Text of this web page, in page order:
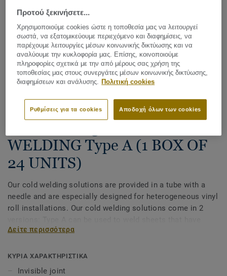
Δείτε όλα τα σχέδια (3)
All Accessories |Installation
WELDING Type A (1 BOX OF
24 UNITS)
Our cold welding solutions are provided in a tube with a
needle and are especially designed for heterogeneous vinyl
roll installations. Our cold welding solutions come in 2
been overlapped and double cut, Type C with a joint
Δείτε περισσότερα
ΚΥΡΙΑ ΧΑΡΑΚΤΗΡΙΣΤΙΚΑ
Invisible joint
Προτού ξεκινήσετε...
Χρησιμοποιούμε cookies ώστε η τοποθεσία μας να λειτουργεί
σωστά, να εξατομικεύουμε περιεχόμενο και διαφημίσεις, να
παρέχουμε λειτουργίες μέσων κοινωνικής δικτύωσης και να
αναλύουμε την κυκλοφορία μας. Επίσης, κοινοποιούμε
πληροφορίες σχετικά με την από μέρους σας χρήση της
τοποθεσίας μας στους συνεργάτες μέσων κοινωνικής δικτύωσης,
διαφημίσεων και ανάλυσης.
Πολιτική cookies
Αποδοχή όλων των cookies
Ρυθμίσεις για τα cookies